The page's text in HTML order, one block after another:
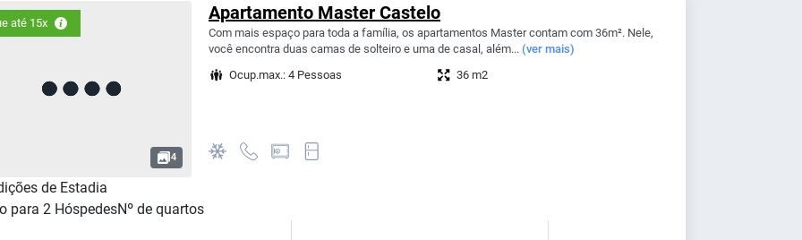
até 15x
4
Apartamento Master Castelo
Com mais espaço para toda a família, os apartamentos Master contam com 36m². Nele,
você encontra duas camas de solteiro e uma de casal, além... (ver mais)
Ocup.max.: 4 Pessoas
36 m2
de Estadia
para 2 HóspedesNº de quartos